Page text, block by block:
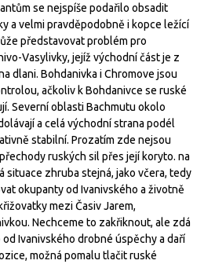
se nejspíše podařilo obsadit
a velmi pravděpodobně i kopce ležící
představovat problém pro
Vasylivky, jejíž východní část je z
dlani. Bohdanivka i Chromove jsou
ačkoliv k Bohdanivce se ruské
Severní oblasti Bachmutu okolo
a celá východní strana podél
stabilní. Prozatím zde nejsou
ruských sil přes její koryto. na
situace zhruba stejná, jako včera, tedy
okupanty od Ivanivského a životně
mezi Časiv Jarem,
Nechceme to zakřiknout, ale zdá
od Ivanivského drobné úspěchy a daří
možná pomalu tlačit ruské